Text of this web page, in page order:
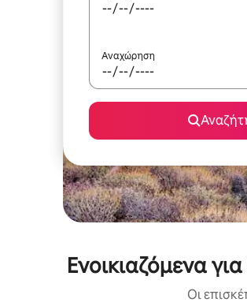
Αναχώρηση
Ενοικιαζόμενα
Οι